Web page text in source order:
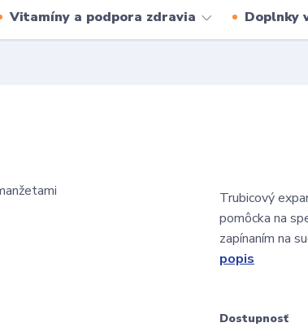
Vitamíny a podpora zdravia Doplnky
Trubicový
pomôcka na
zapínaním na
popis
Dostupnosť